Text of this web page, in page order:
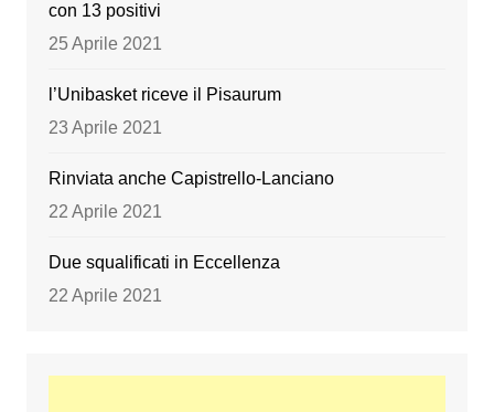
con 13 positivi
25 Aprile 2021
l’Unibasket riceve il Pisaurum
23 Aprile 2021
Rinviata anche Capistrello-Lanciano
22 Aprile 2021
Due squalificati in Eccellenza
22 Aprile 2021